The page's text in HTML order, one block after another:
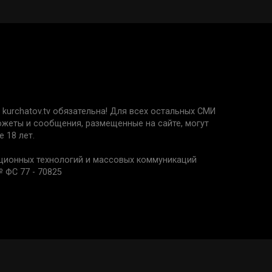
обязательна! Для всех остальных СМИ
и сообщения, размещенные на сайте, могут
18 лет.
технологий и массовых коммуникаций
ФС 77 - 70825